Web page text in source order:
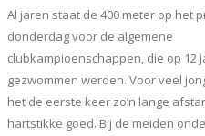
Al jaren staat de 400 meter op het
donderdag voor de algemene
clubkampioenschappen, die op 12
gezwommen werden. Voor veel
het de eerste keer zo’n lange
hartstikke goed. Bij de meiden